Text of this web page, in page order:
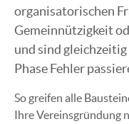
organisatorischen
Gemeinnützigkeit
und sind
Phase Fehler
So greifen alle
Ihre Vereinsgründung